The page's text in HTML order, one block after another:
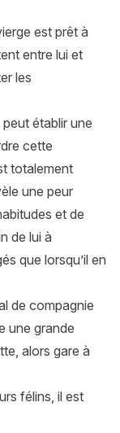
est prêt à
entre lui et
les
établir une
cette
totalement
une peur
et de
de lui à
que lorsqu’il en
de compagnie
une grande
alors gare à
félins, il est